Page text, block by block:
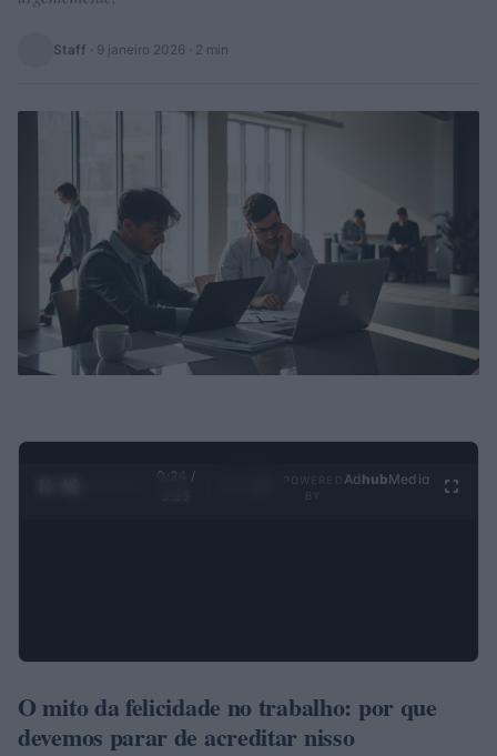
Staff · 9 janeiro 2026 · 2 min
0:25 /
Ad hubMedia
O mito da felicidade no trabalho: por que
devemos parar de acreditar nisso